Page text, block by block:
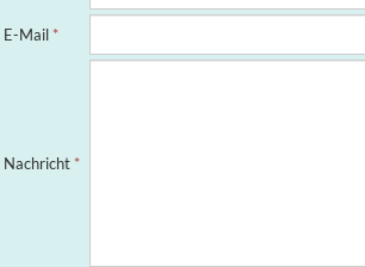
E-Mail*
Nachricht*